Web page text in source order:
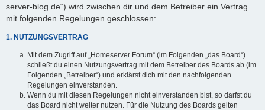
server-blog.de“) wird zwischen dir und dem Betreiber ein Vertrag
mit folgenden Regelungen geschlossen:
1. NUTZUNGSVERTRAG
Mit dem Zugriff auf „Homeserver Forum“ (im Folgenden „das Board“)
schließt du einen Nutzungsvertrag mit dem Betreiber des Boards ab (im
Folgenden „Betreiber“) und erklärst dich mit den nachfolgenden
Regelungen einverstanden.
Wenn du mit diesen Regelungen nicht einverstanden bist, so darfst du
das Board nicht weiter nutzen. Für die Nutzung des Boards gelten